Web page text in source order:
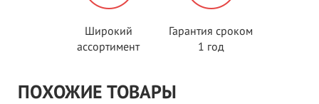
Широкий
ассортимент
Гарантия сроком
1 год
ПОХОЖИЕ ТОВАРЫ